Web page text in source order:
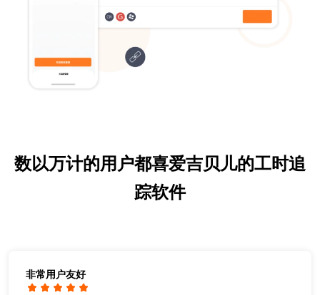
数以万计的用户都喜爱吉贝儿的工时追
踪软件
非常用户友好